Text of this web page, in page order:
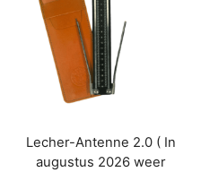
Lecher-Antenne 2.0 ( In
augustus 2026 weer